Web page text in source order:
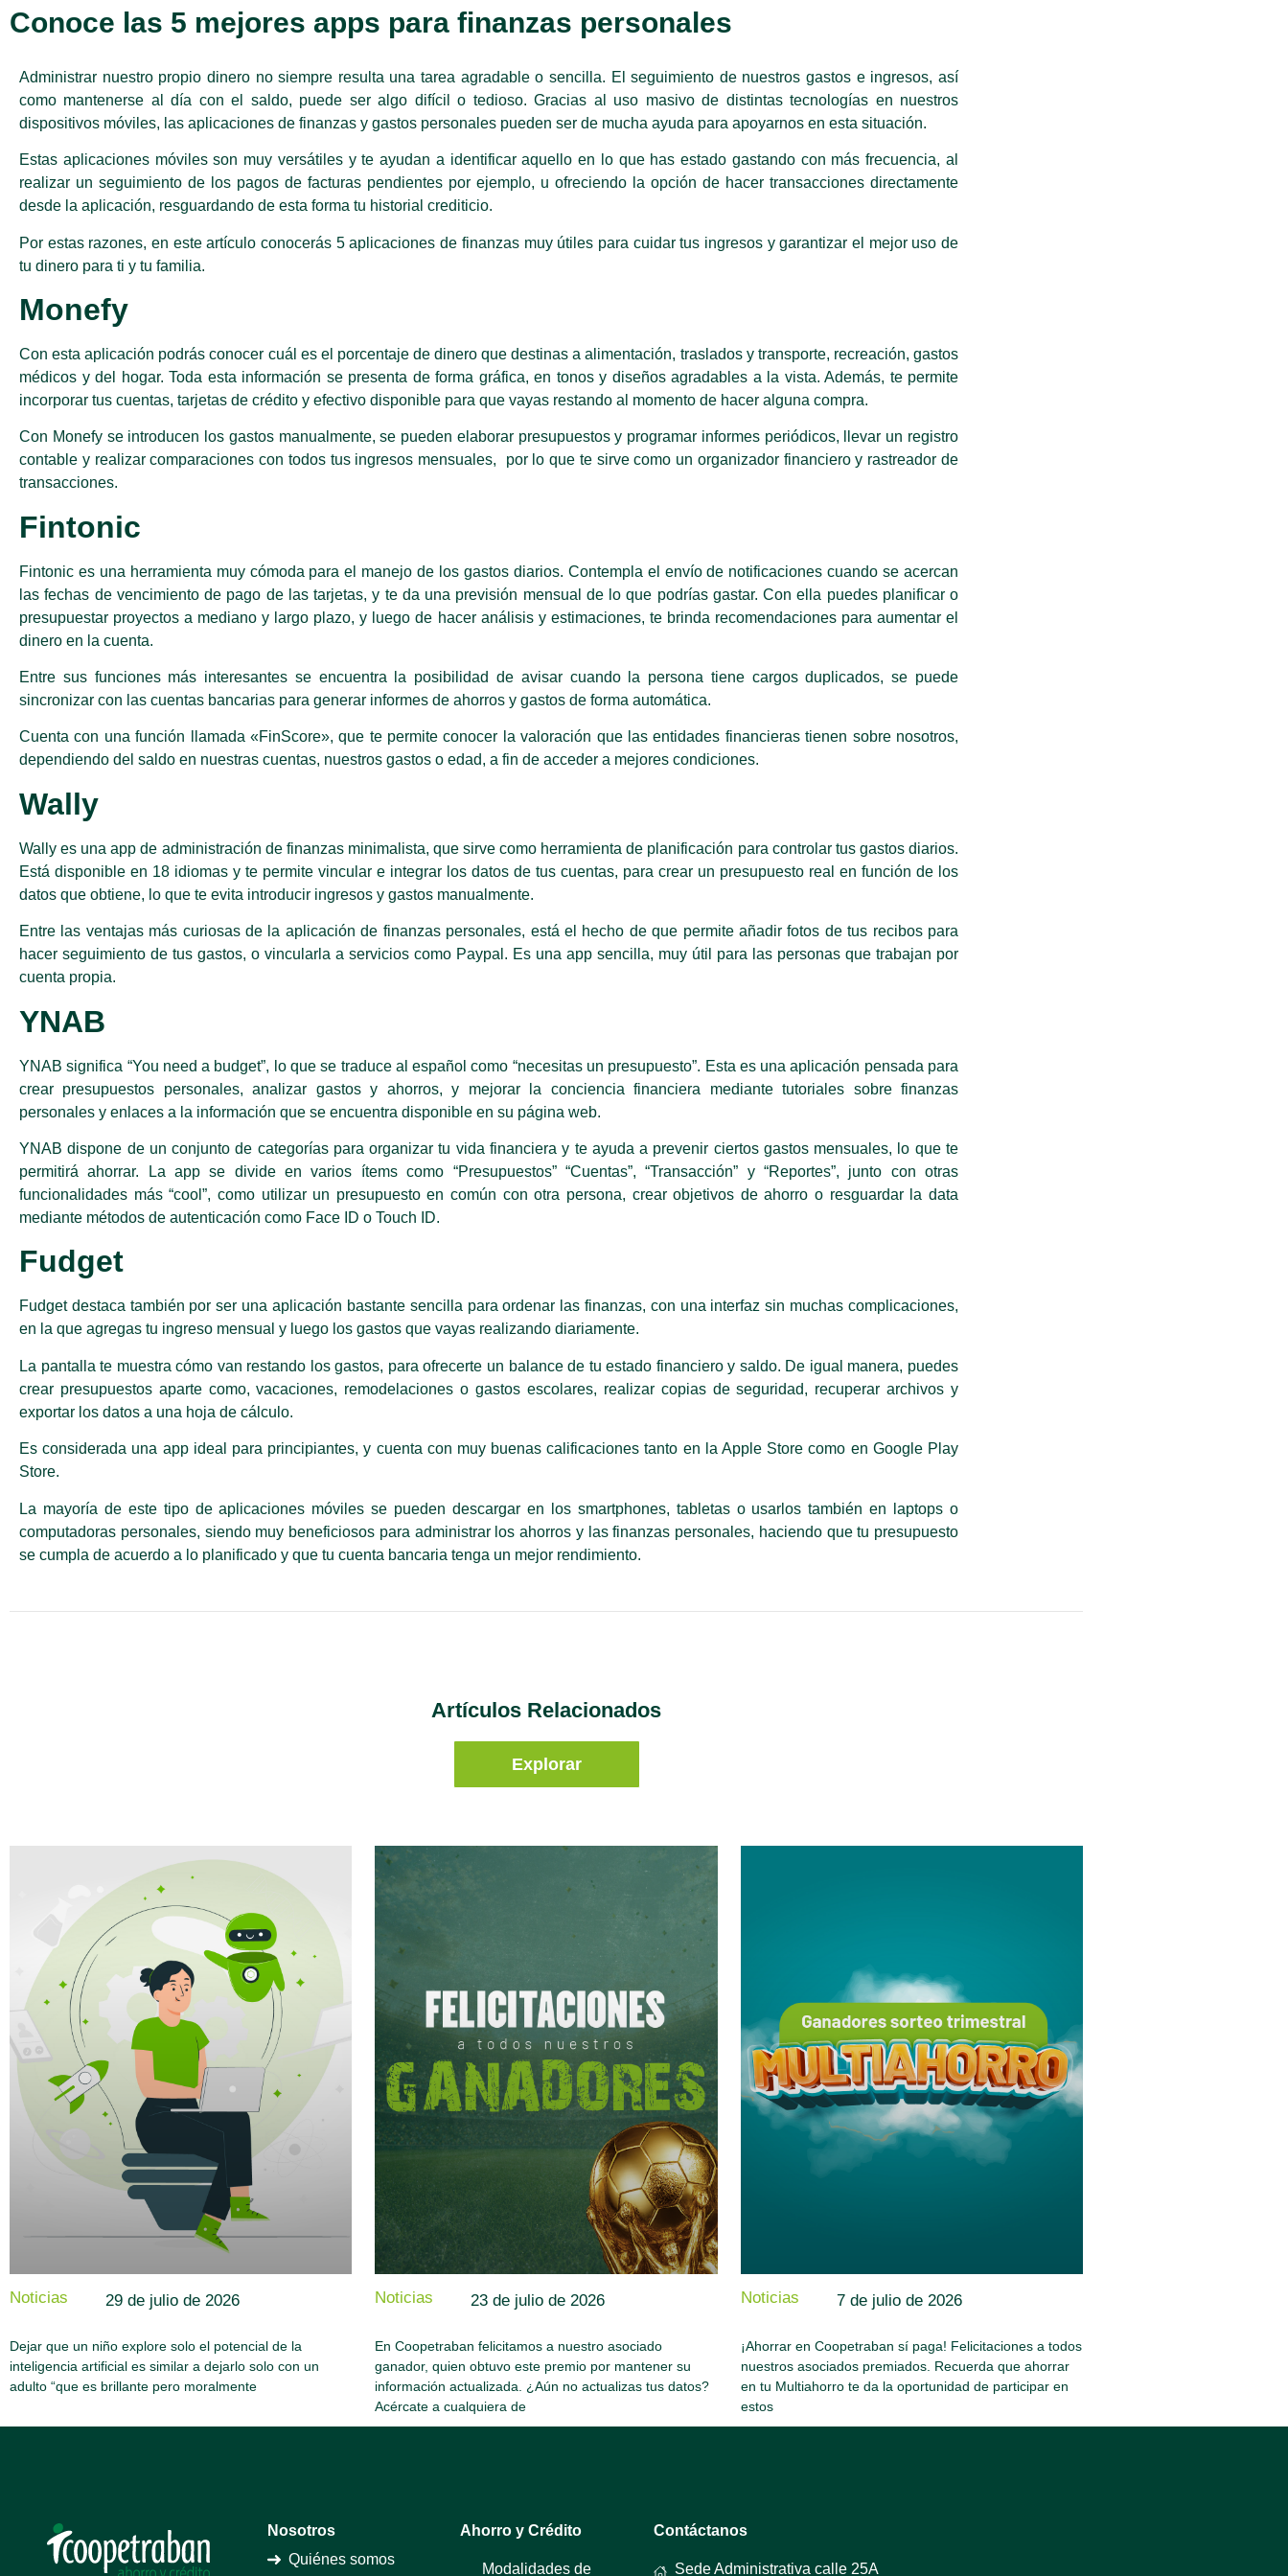
Conoce las 5 mejores apps para finanzas personales
Administrar nuestro propio dinero no siempre resulta una tarea agradable o sencilla. El seguimiento de nuestros gastos e ingresos, así
como mantenerse al día con el saldo, puede ser algo difícil o tedioso. Gracias al uso masivo de distintas tecnologías en nuestros
dispositivos móviles, las aplicaciones de finanzas y gastos personales pueden ser de mucha ayuda para apoyarnos en esta situación.
Estas aplicaciones móviles son muy versátiles y te ayudan a identificar aquello en lo que has estado gastando con más frecuencia, al
realizar un seguimiento de los pagos de facturas pendientes por ejemplo, u ofreciendo la opción de hacer transacciones directamente
desde la aplicación, resguardando de esta forma tu historial crediticio.
Por estas razones, en este artículo conocerás 5 aplicaciones de finanzas muy útiles para cuidar tus ingresos y garantizar el mejor uso de
tu dinero para ti y tu familia.
Monefy
Con esta aplicación podrás conocer cuál es el porcentaje de dinero que destinas a alimentación, traslados y transporte, recreación, gastos
médicos y del hogar. Toda esta información se presenta de forma gráfica, en tonos y diseños agradables a la vista. Además, te permite
incorporar tus cuentas, tarjetas de crédito y efectivo disponible para que vayas restando al momento de hacer alguna compra.
Con Monefy se introducen los gastos manualmente, se pueden elaborar presupuestos y programar informes periódicos, llevar un registro
contable y realizar comparaciones con todos tus ingresos mensuales, por lo que te sirve como un organizador financiero y rastreador de
transacciones.
Fintonic
Fintonic es una herramienta muy cómoda para el manejo de los gastos diarios. Contempla el envío de notificaciones cuando se acercan
las fechas de vencimiento de pago de las tarjetas, y te da una previsión mensual de lo que podrías gastar. Con ella puedes planificar o
presupuestar proyectos a mediano y largo plazo, y luego de hacer análisis y estimaciones, te brinda recomendaciones para aumentar el
dinero en la cuenta.
Entre sus funciones más interesantes se encuentra la posibilidad de avisar cuando la persona tiene cargos duplicados, se puede
sincronizar con las cuentas bancarias para generar informes de ahorros y gastos de forma automática.
Cuenta con una función llamada «FinScore», que te permite conocer la valoración que las entidades financieras tienen sobre nosotros,
dependiendo del saldo en nuestras cuentas, nuestros gastos o edad, a fin de acceder a mejores condiciones.
Wally
Wally es una app de administración de finanzas minimalista, que sirve como herramienta de planificación para controlar tus gastos diarios.
Está disponible en 18 idiomas y te permite vincular e integrar los datos de tus cuentas, para crear un presupuesto real en función de los
datos que obtiene, lo que te evita introducir ingresos y gastos manualmente.
Entre las ventajas más curiosas de la aplicación de finanzas personales, está el hecho de que permite añadir fotos de tus recibos para
hacer seguimiento de tus gastos, o vincularla a servicios como Paypal. Es una app sencilla, muy útil para las personas que trabajan por
cuenta propia.
YNAB
YNAB significa “You need a budget”, lo que se traduce al español como “necesitas un presupuesto”. Esta es una aplicación pensada para
crear presupuestos personales, analizar gastos y ahorros, y mejorar la conciencia financiera mediante tutoriales sobre finanzas
personales y enlaces a la información que se encuentra disponible en su página web.
YNAB dispone de un conjunto de categorías para organizar tu vida financiera y te ayuda a prevenir ciertos gastos mensuales, lo que te
permitirá ahorrar. La app se divide en varios ítems como “Presupuestos” “Cuentas”, “Transacción” y “Reportes”, junto con otras
funcionalidades más “cool”, como utilizar un presupuesto en común con otra persona, crear objetivos de ahorro o resguardar la data
mediante métodos de autenticación como Face ID o Touch ID.
Fudget
Fudget destaca también por ser una aplicación bastante sencilla para ordenar las finanzas, con una interfaz sin muchas complicaciones,
en la que agregas tu ingreso mensual y luego los gastos que vayas realizando diariamente.
La pantalla te muestra cómo van restando los gastos, para ofrecerte un balance de tu estado financiero y saldo. De igual manera, puedes
crear presupuestos aparte como, vacaciones, remodelaciones o gastos escolares, realizar copias de seguridad, recuperar archivos y
exportar los datos a una hoja de cálculo.
Es considerada una app ideal para principiantes, y cuenta con muy buenas calificaciones tanto en la Apple Store como en Google Play
Store.
La mayoría de este tipo de aplicaciones móviles se pueden descargar en los smartphones, tabletas o usarlos también en laptops o
computadoras personales, siendo muy beneficiosos para administrar los ahorros y las finanzas personales, haciendo que tu presupuesto
se cumpla de acuerdo a lo planificado y que tu cuenta bancaria tenga un mejor rendimiento.
Artículos Relacionados
Explorar
Noticias
Dejar que un niño explore solo el potencial de la
inteligencia artificial es similar a dejarlo solo con un
adulto “que es brillante pero moralmente
29 de julio de 2026 Noticias
En Coopetraban felicitamos a nuestro asociado
ganador, quien obtuvo este premio por mantener su
información actualizada. ¿Aún no actualizas tus datos?
Acércate a cualquiera de
23 de julio de 2026 Noticias
¡Ahorrar en Coopetraban sí paga! Felicitaciones a todos
nuestros asociados premiados. Recuerda que ahorrar
en tu Multiahorro te da la oportunidad de participar en
estos
7 de julio de 2026
Nosotros
Quiénes somos
Ahorro y Crédito
Modalidades de
Contáctanos
Sede Administrativa calle 25A